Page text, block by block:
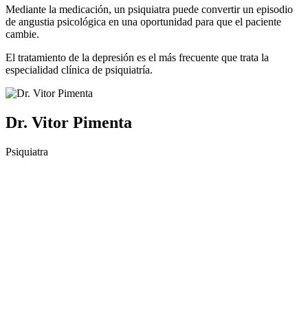
Mediante la medicación, un psiquiatra puede convertir un episodio
de angustia psicológica en una oportunidad para que el paciente
cambie.
El tratamiento de la depresión es el más frecuente que trata la
especialidad clínica de psiquiatría.
Dr. Vitor Pimenta
Psiquiatra